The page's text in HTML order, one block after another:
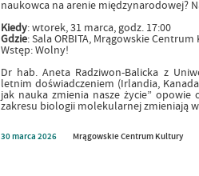
naukowca na arenie międzynarodowej?
Kiedy: wtorek, 31 marca, godz. 17:00
Gdzie: Sala ORBITA, Mrągowskie
Wstęp: Wolny!
Dr hab. Aneta Radziwon-Balicka z
letnim doświadczeniem (Irlandia,
jak nauka zmienia nasze życie”
zakresu biologii molekularnej zmieniają
30marca 2026 Mrągowskie Centrum Kultury